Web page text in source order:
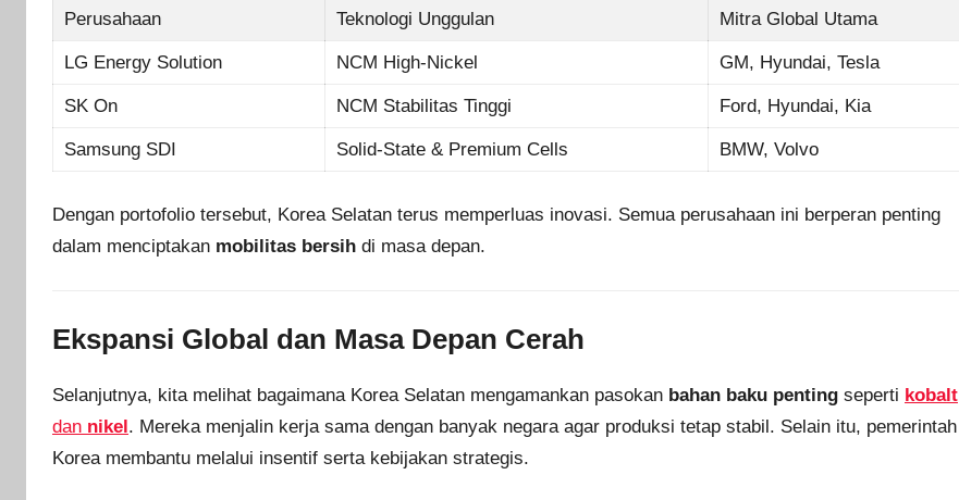
Perusahaan Teknologi Unggulan Mitra Global Utama
LG Energy Solution NCM High-Nickel GM, Hyundai, Tesla
SK On NCM Stabilitas Tinggi Ford, Hyundai, Kia
Samsung SDI Solid-State & Premium Cells BMW, Volvo
Dengan portofolio tersebut, Korea Selatan terus memperluas inovasi. Semua perusahaan ini berperan penting
dalam menciptakan mobilitas bersih di masa depan.
Ekspansi Global dan Masa Depan Cerah
Selanjutnya, kita melihat bagaimana Korea Selatan mengamankan pasokan bahan baku penting seperti kobalt
dan nikel. Mereka menjalin kerja sama dengan banyak negara agar produksi tetap stabil. Selain itu, pemerintah
Korea membantu melalui insentif serta kebijakan strategis.